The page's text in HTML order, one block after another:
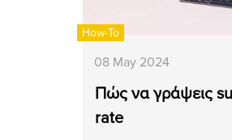
How-To
08 May 2024
Πώς να γράψεις
rate